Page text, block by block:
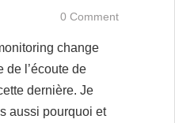
0 Comment
change
de l’écoute de
dernière. Je
aussi pourquoi et